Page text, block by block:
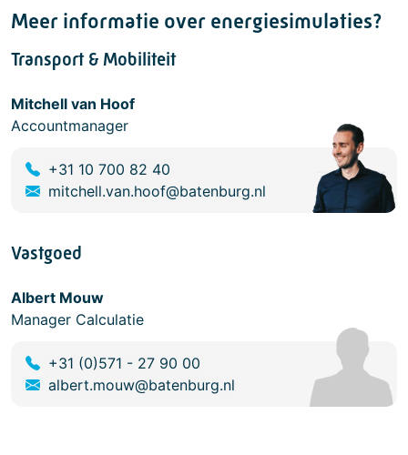
Meer informatie over energiesimulaties?
Transport & Mobiliteit
Mitchell van Hoof
Accountmanager
+31 10 700 82 40
mitchell.van.hoof@batenburg.nl
Vastgoed
Albert Mouw
Manager Calculatie
+31 (0)571 - 27 90 00
albert.mouw@batenburg.nl